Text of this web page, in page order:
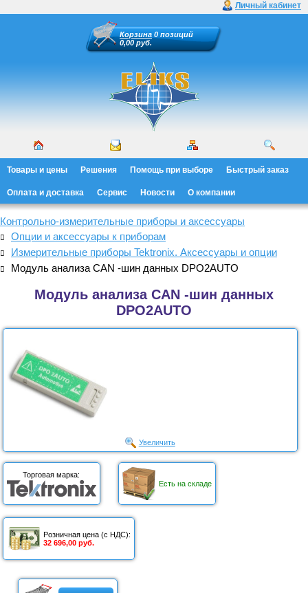
Личный кабинет
Корзина 0 позиций
0,00 руб.
Товары и цены Решения Помощь при выборе Быстрый заказ
Оплата и доставка Сервис Новости О компании
Контрольно-измерительные приборы и аксессуары
Опции и аксессуары к приборам
Измерительные приборы Tektronix. Аксессуары и опции
Модуль анализа CAN -шин данных DPO2AUTO
Модуль анализа CAN -шин данных
DPO2AUTO
Увеличить
Торговая марка:
Есть на складе
Розничная цена (с НДС):
32 696,00 руб.